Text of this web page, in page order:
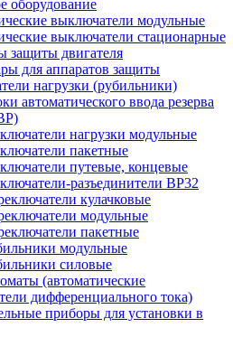
оборудование
выключатели модульные
выключатели стационарные
защиты двигателя
для аппаратов защиты
нагрузки (рубильники)
автоматического ввода резерва
нагрузки модульные
пакетные
путевые, концевые
разъединители ВР32
кулачковые
модульные
пакетные
модульные
силовые
(автоматические
дифференциального тока)
приборы для установки в